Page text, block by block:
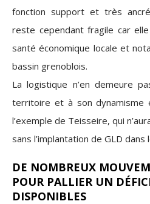
fonction support et très
reste cependant fragile car
santé économique locale et
bassin grenoblois.
La logistique n’en demeure
territoire et à son dynamisme
l’exemple de Teisseire, qui
sans l’implantation de GLD dans
DE NOMBREUX
POUR PALLIER UN
DISPONIBLES